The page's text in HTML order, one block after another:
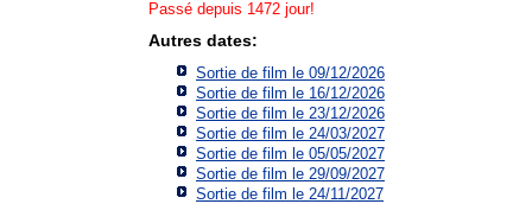
Passé depuis 1472 jour!
Autres dates:
Sortie de film le 09/12/2026
Sortie de film le 16/12/2026
Sortie de film le 23/12/2026
Sortie de film le 24/03/2027
Sortie de film le 05/05/2027
Sortie de film le 29/09/2027
Sortie de film le 24/11/2027